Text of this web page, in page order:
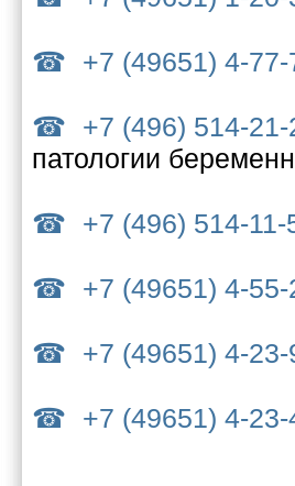
+7 (49651) 4-77-
+7 (496) 514-21-
патологии
+7 (496) 514-11-
+7 (49651) 4-55-
+7 (49651) 4-23-
+7 (49651) 4-23-